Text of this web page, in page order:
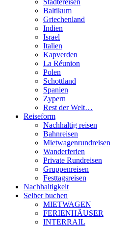
Städtereisen
Baltikum
Griechenland
Indien
Israel
Italien
Kapverden
La Réunion
Polen
Schottland
Spanien
Zypern
Rest der Welt…
Reiseform
Nachhaltig reisen
Bahnreisen
Mietwagenrundreisen
Wanderferien
Private Rundreisen
Gruppenreisen
Festtagsreisen
Nachhaltigkeit
Selber buchen
MIETWAGEN
FERIENHÄUSER
INTERRAIL